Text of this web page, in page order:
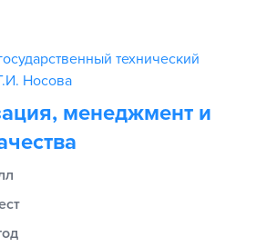
технический
Носова
менеджмент и